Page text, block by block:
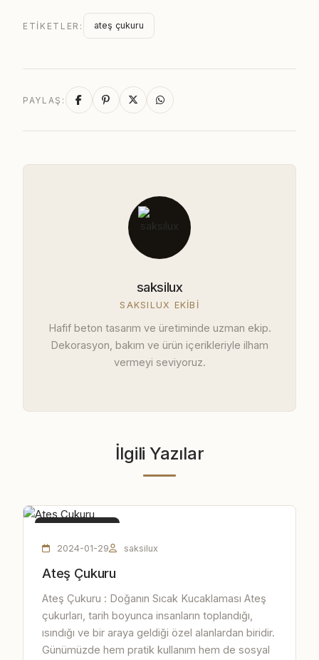
ETIKETLER: ateş çukuru
PAYLAŞ:
saksilux
SAKSILUX EKIBI
Hafif beton tasarım ve üretiminde uzman ekip.
Dekorasyon, bakım ve ürün içerikleriyle ilham
vermeyi seviyoruz.
İlgili Yazılar
2024-01-29 saksilux
Ateş Çukuru
Ateş Çukuru : Doğanın Sıcak Kucaklaması Ateş
çukurları, tarih boyunca insanların toplandığı,
ısındığı ve bir araya geldiği özel alanlardan biridir.
Günümüzde hem pratik kullanım hem de sosyal